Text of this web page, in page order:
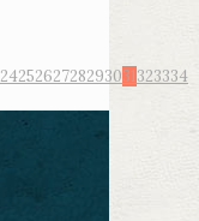
2425262728293031323334